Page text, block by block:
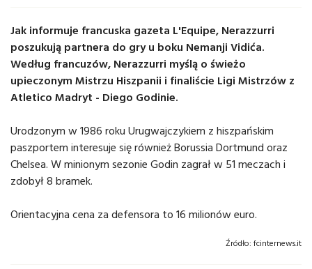
Jak informuje francuska gazeta L'Equipe, Nerazzurri
poszukują partnera do gry u boku Nemanji Vidića.
Według francuzów, Nerazzurri myślą o świeżo
upieczonym Mistrzu Hiszpanii i finaliście Ligi Mistrzów z
Atletico Madryt - Diego Godinie.
Urodzonym w 1986 roku Urugwajczykiem z hiszpańskim
paszportem interesuje się również Borussia Dortmund oraz
Chelsea. W minionym sezonie Godin zagrał w 51 meczach i
zdobył 8 bramek.
Orientacyjna cena za defensora to 16 milionów euro.
Źródło: fcinternews.it